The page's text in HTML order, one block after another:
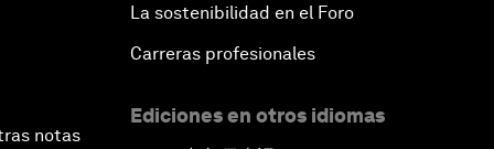
notas
La sostenibilidad en el Foro
Carreras profesionales
Ediciones en otros idiomas